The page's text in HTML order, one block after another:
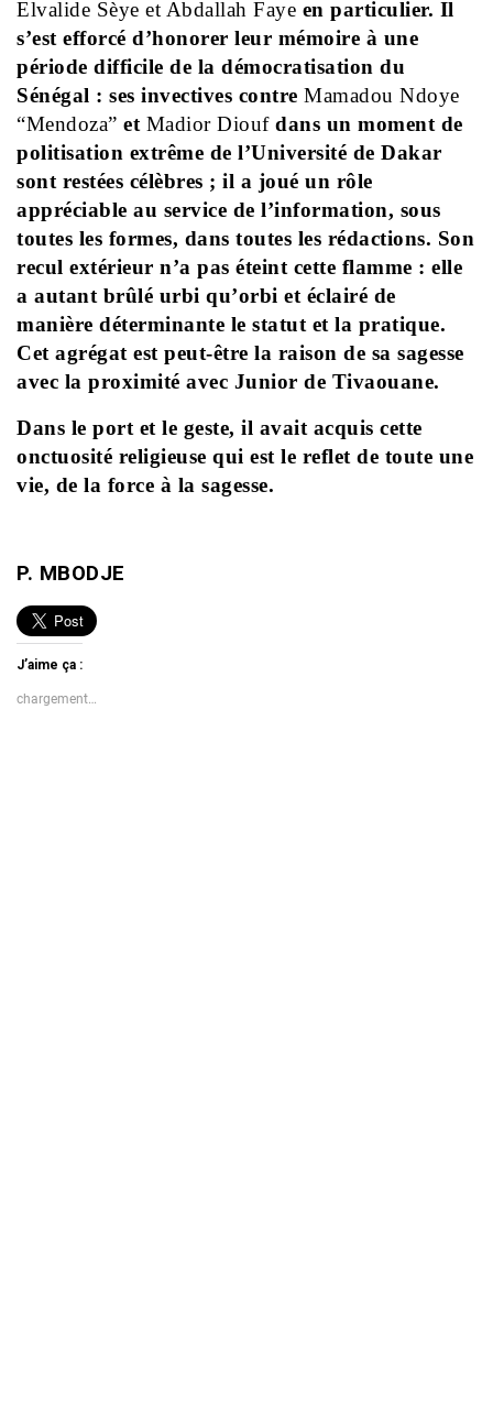
Elvalide Sèye et Abdallah Faye en particulier. Il
s’est efforcé d’honorer leur mémoire à une
période difficile de la démocratisation du
Sénégal : ses invectives contre Mamadou Ndoye
“Mendoza” et Madior Dioufdans un moment de
politisation extrême de l’Université de Dakar
sont restées célèbres ; il a joué un rôle
appréciable au service de l’information, sous
toutes les formes, dans toutes les rédactions. Son
recul extérieur n’a pas éteint cette flamme : elle
a autant brûlé urbi qu’orbi et éclairé de
manière déterminante le statut et la pratique.
Cet agrégat est peut-être la raison de sa sagesse
avec la proximité avec Junior de Tivaouane.
Dans le port et le geste, il avait acquis cette
onctuosité religieuse qui est le reflet de toute une
vie, de la force à la sagesse.
P. MBODJE
J’aime ça :
chargement…